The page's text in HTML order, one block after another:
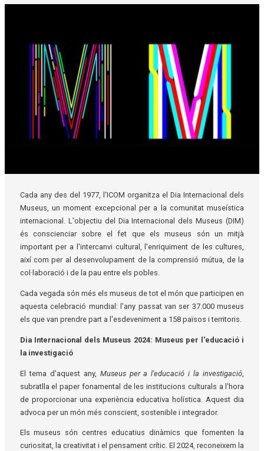
Cada any des del 1977, l'ICOM organitza el Dia Internacional dels
Museus, un moment excepcional per a la comunitat museística
internacional. L'objectiu del Dia Internacional dels Museus (DIM)
és conscienciar sobre el fet que els museus són un mitjà
important per a l'intercanvi cultural, l'enriquiment de les cultures,
així com per al desenvolupament de la comprensió mútua, de la
col·laboració i de la pau entre els pobles.
Cada vegada són més els museus de tot el món que participen en
aquesta celebració mundial: l'any passat van ser 37.000 museus
els que van prendre part a l'esdeveniment a 158 països i territoris.
Dia Internacional dels Museus 2024: Museus per l'educació i
la investigació
El tema d'aquest any, Museus per a l'educació i la investigació
subratlla el paper fonamental de les institucions culturals a l'hora
de proporcionar una experiència educativa holística. Aquest dia
advoca per un món més conscient, sostenible i integrador.
Els museus són centres educatius dinàmics que fomenten la
curiositat, la creativitat i el pensament crític. El 2024, reconeixem la